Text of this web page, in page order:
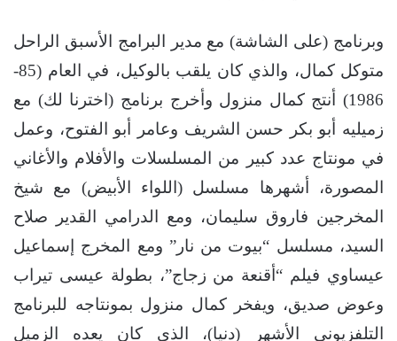
وبرنامج (على الشاشة) مع مدير البرامج الأسبق الراحل
متوكل كمال، والذي كان يلقب بالوكيل، في العام (85-
1986) أنتج كمال منزول وأخرج برنامج (اخترنا لك) مع
زميليه أبو بكر حسن الشريف وعامر أبو الفتوح، وعمل
في مونتاج عدد كبير من المسلسلات والأفلام والأغاني
المصورة، أشهرها مسلسل (اللواء الأبيض) مع شيخ
المخرجين فاروق سليمان، ومع الدرامي القدير صلاح
السيد، مسلسل “بيوت من نار” ومع المخرج إسماعيل
عيساوي فيلم “أقنعة من زجاج”، بطولة عيسى تيراب
وعوض صديق، ويفخر كمال منزول بمونتاجه للبرنامج
التلفزيوني الأشهر (دنيا)، الذي كان يعده الزميل